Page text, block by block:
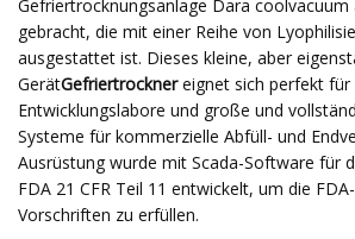
Gefriertrocknungsanlage Dara
gebracht, die mit einer Reihe von
ausgestattet ist. Dieses kleine, aber
GerätGefriertrocknereignet sich perfekt für
Entwicklungslabore und große und
Systeme für kommerzielle Abfüll- und
Ausrüstung wurde mit Scada-Software für
FDA 21 CFR Teil 11 entwickelt, um die
Vorschriften zu erfüllen.